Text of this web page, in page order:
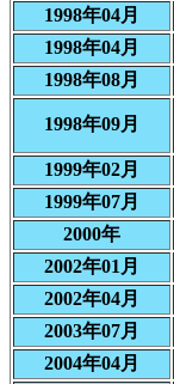
1998年04月
1998年04月
1998年08月
1998年09月
1999年02月
1999年07月
2000年
2002年01月
2002年04月
2003年07月
2004年04月